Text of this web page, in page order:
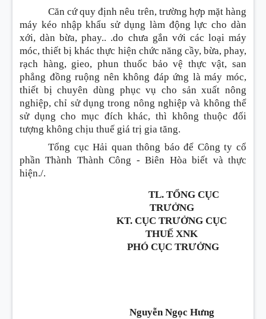
Căn cứ quy định nêu trên, trường hợp mặt hàng
máy kéo nhập khẩu sử dụng làm động lực cho dàn
xới, dàn bừa, phay.. .do chưa gắn với các loại máy
móc, thiết bị khác thực hiện chức năng cầy, bừa, phay,
rạch hàng, gieo, phun thuốc bảo vệ thực vật, san
phẳng đồng ruộng nên không đáp ứng là máy móc,
thiết bị chuyên dùng phục vụ cho sản xuất nông
nghiệp, chỉ sử dụng trong nông nghiệp và không thể
sử dụng cho mục đích khác, thì không thuộc đối
tượng không chịu thuế giá trị gia tăng.
Tổng cục Hải quan thông báo để Công ty cổ
phần Thành Thành Công - Biên Hòa biết và thực
hiện./.
TL. TỔNG CỤC
TRƯỞNG
KT. CỤC TRƯỞNG CỤC
THUẾ XNK
PHÓ CỤC TRƯỞNG
Nguyễn Ngọc Hưng